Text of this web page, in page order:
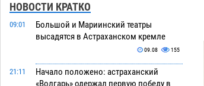
НОВОСТИ КРАТКО
09:01
Большой и Мариинский театры
высадятся в Астраханском кремле
09.08 155
21:11
Начало положено: астраханский
«Волгарь» одержал первую победу в